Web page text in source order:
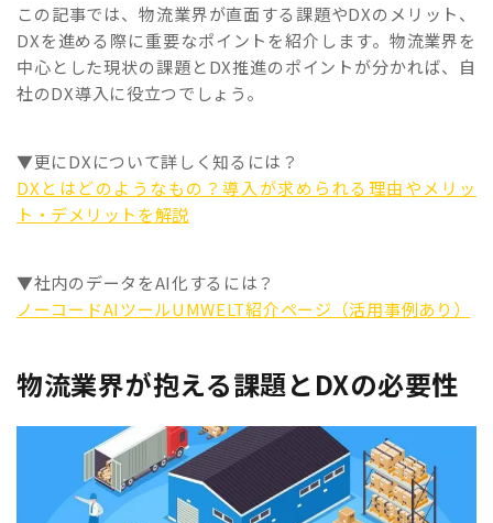
この記事では、物流業界が直面する課題やDXのメリット、
DXを進める際に重要なポイントを紹介します。物流業界を
中心とした現状の課題とDX推進のポイントが分かれば、自
社のDX導入に役立つでしょう。
▼更にDXについて詳しく知るには？
DXとはどのようなもの？導入が求められる理由やメリッ
ト・デメリットを解説
▼社内のデータをAI化するには？
ノーコードAIツールUMWELT紹介ページ（活用事例あり）
物流業界が抱える課題とDXの必要性